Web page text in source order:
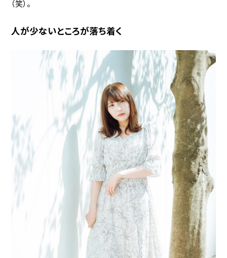
（笑）。
人が少ないところが落ち着く